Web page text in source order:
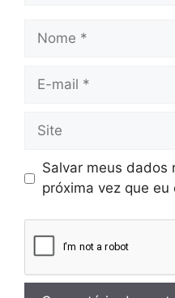
Salvar meus dados
próxima vez que eu